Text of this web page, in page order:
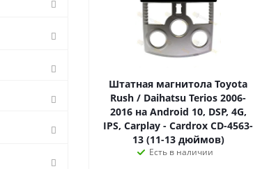
Штатная магнитола Toyota
Rush / Daihatsu Terios 2006-
2016 на Android 10, DSP, 4G,
IPS, Carplay - Cardrox CD-4563-
13 (11-13 дюймов)
Есть в наличии